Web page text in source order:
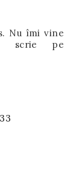
Nu îmi vine
scrie pe